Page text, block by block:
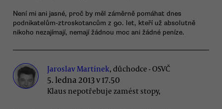
Není mi ani jasné, proč by měl záměrně pomáhat dnes
podnikatelům-ztroskotancům z 90. let, kteří už absolutně
nikoho nezajímají, nemají žádnou moc ani žádné peníze.
Jaroslav Martínek, důchodce - OSVČ
5. ledna 2013 v 17.50
Klaus nepotřebuje zamést stopy,